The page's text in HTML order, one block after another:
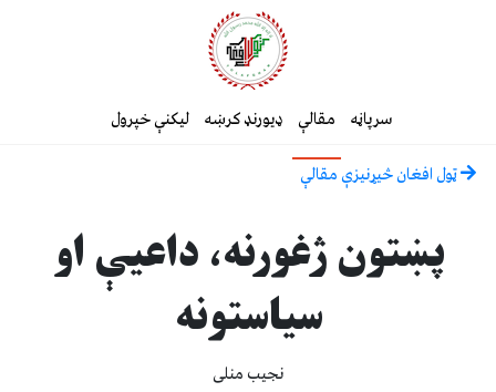
سرپاڼه مقالې ډیورنډ کرښه لیکنې خپرول
ټول افغان څیړنیزې مقالې
پښتون ژغورنه، داعیې او
سیاستونه
نجیب منلی